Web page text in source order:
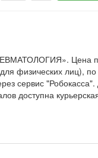
Цена
физических лиц),
сервис
доступна